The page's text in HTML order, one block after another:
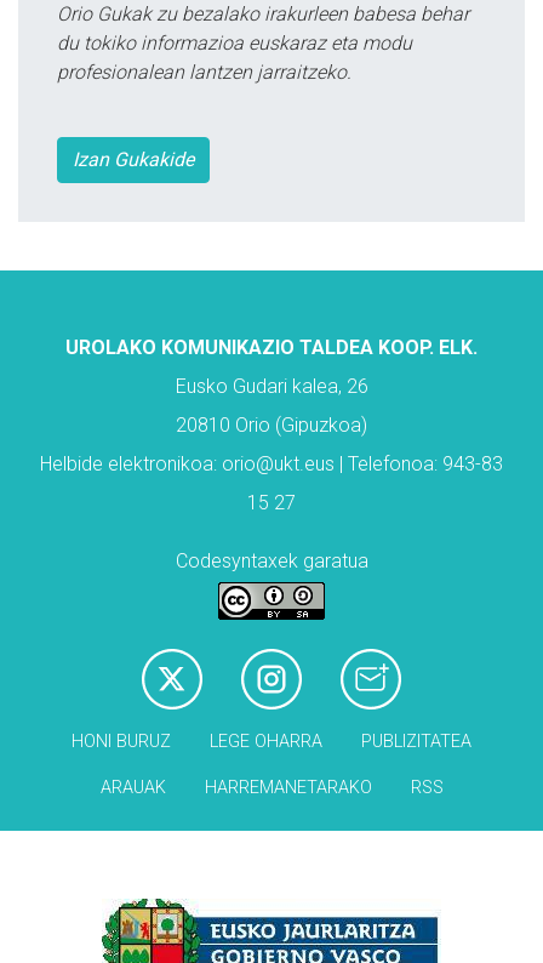
Orio Gukak zu bezalako irakurleen babesa behar
du tokiko informazioa euskaraz eta modu
profesionalean lantzen jarraitzeko.
Izan Gukakide
UROLAKO KOMUNIKAZIO TALDEA KOOP. ELK.
Eusko Gudari kalea, 26
20810 Orio (Gipuzkoa)
Helbide elektronikoa: orio@ukt.eus | Telefonoa: 943-83
15 27
Codesyntaxek garatua
HONI BURUZ LEGE OHARRA PUBLIZITATEA
ARAUAK HARREMANETARAKO RSS